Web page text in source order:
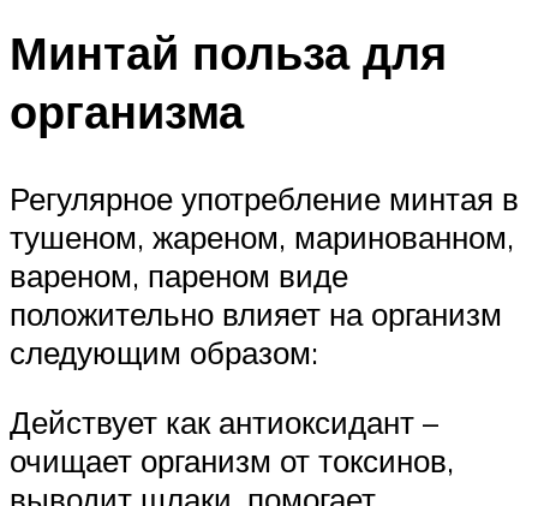
Минтай польза для
организма
Регулярное употребление минтая в
тушеном, жареном, маринованном,
вареном, пареном виде
положительно влияет на организм
следующим образом:
Действует как антиоксидант –
очищает организм от токсинов,